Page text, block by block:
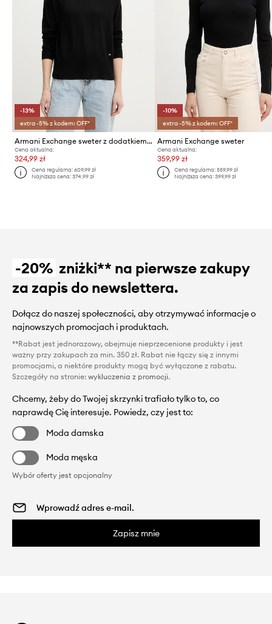
-13%
extra -5% z kodem: OFF*
Armani Exchange sweter z dodatkiem wełny
Cena aktualna:
324,99 zł
Cena regularna:609,99 zł
Najniższa cena:374,99 zł
-10%
extra -5% z kodem: OFF*
Armani Exchange sweter
Cena aktualna:
359,99 zł
Cena regularna: 559,99 zł
Najniższa cena: 399,99 zł
-20% zniżki** na pierwsze zakupy
za zapis do newslettera.
Dołącz do naszej społeczności, aby otrzymywać informacje o
najnowszych promocjach i produktach.
**Rabat jest jednorazowy, obejmuje nieprzecenione produkty i jest
ważny przy zakupach za min. 350 zł. Rabat nie łączy się z innymi
promocjami, a niektóre produkty mogą być wyłączone z rabatu.
Szczegóły na stronie: wykluczenia z promocji.
Chcemy, żeby do Twojej skrzynki trafiało tylko to, co
naprawdę Cię interesuje. Powiedz, czy jest to:
Moda damska
Moda męska
Wybór oferty jest opcjonalny
Zapisz mnie